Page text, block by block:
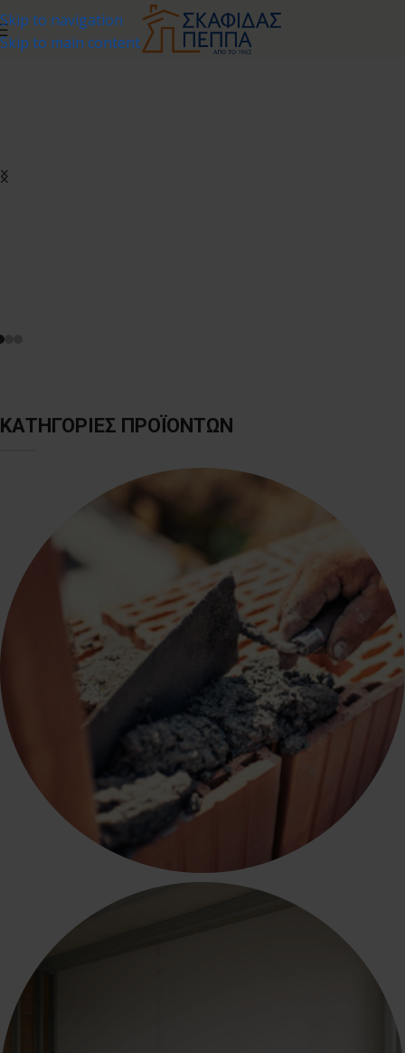
Skip to navigation
Skip to main content
ΚΑΤΗΓΟΡΙΕΣ ΠΡΟΪΟΝΤΩΝ
ΔΟΜΙΚΑ ΥΛΙΚΑ